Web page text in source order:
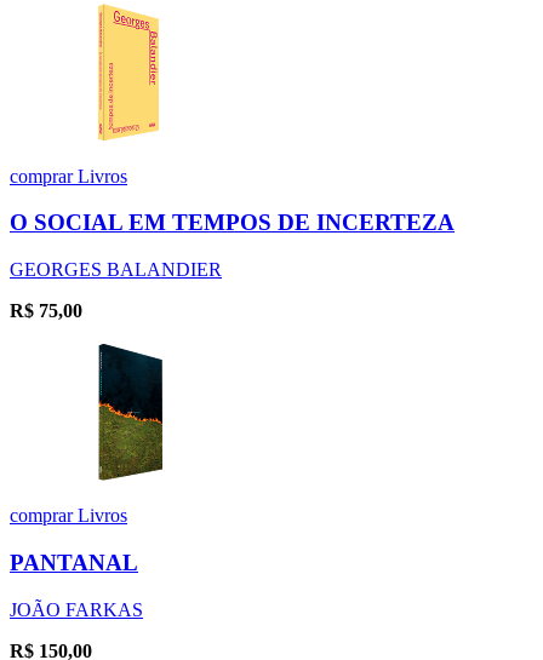
comprarLivros
O SOCIAL EM TEMPOS DE INCERTEZA
GEORGES BALANDIER
R$ 75,00
comprarLivros
PANTANAL
JOÃO FARKAS
R$ 150,00